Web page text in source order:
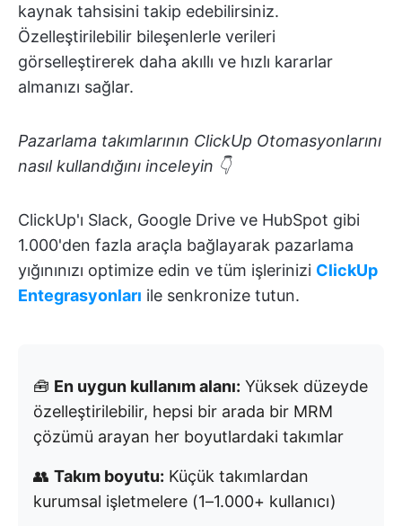
kaynak tahsisini takip edebilirsiniz.
Özelleştirilebilir bileşenlerle verileri
görselleştirerek daha akıllı ve hızlı kararlar
almanızı sağlar.
Pazarlama takımlarının ClickUp Otomasyonlarını
nasıl kullandığını inceleyin 👇
ClickUp'ı Slack, Google Drive ve HubSpot gibi
1.000'den fazla araçla bağlayarak pazarlama
yığınınızı optimize edin ve tüm işlerinizi ClickUp
Entegrasyonları ile senkronize tutun.
🧰 En uygun kullanım alanı: Yüksek düzeyde
özelleştirilebilir, hepsi bir arada bir MRM
çözümü arayan her boyutlardaki takımlar
👥 Takım boyutu: Küçük takımlardan
kurumsal işletmelere (1–1.000+ kullanıcı)